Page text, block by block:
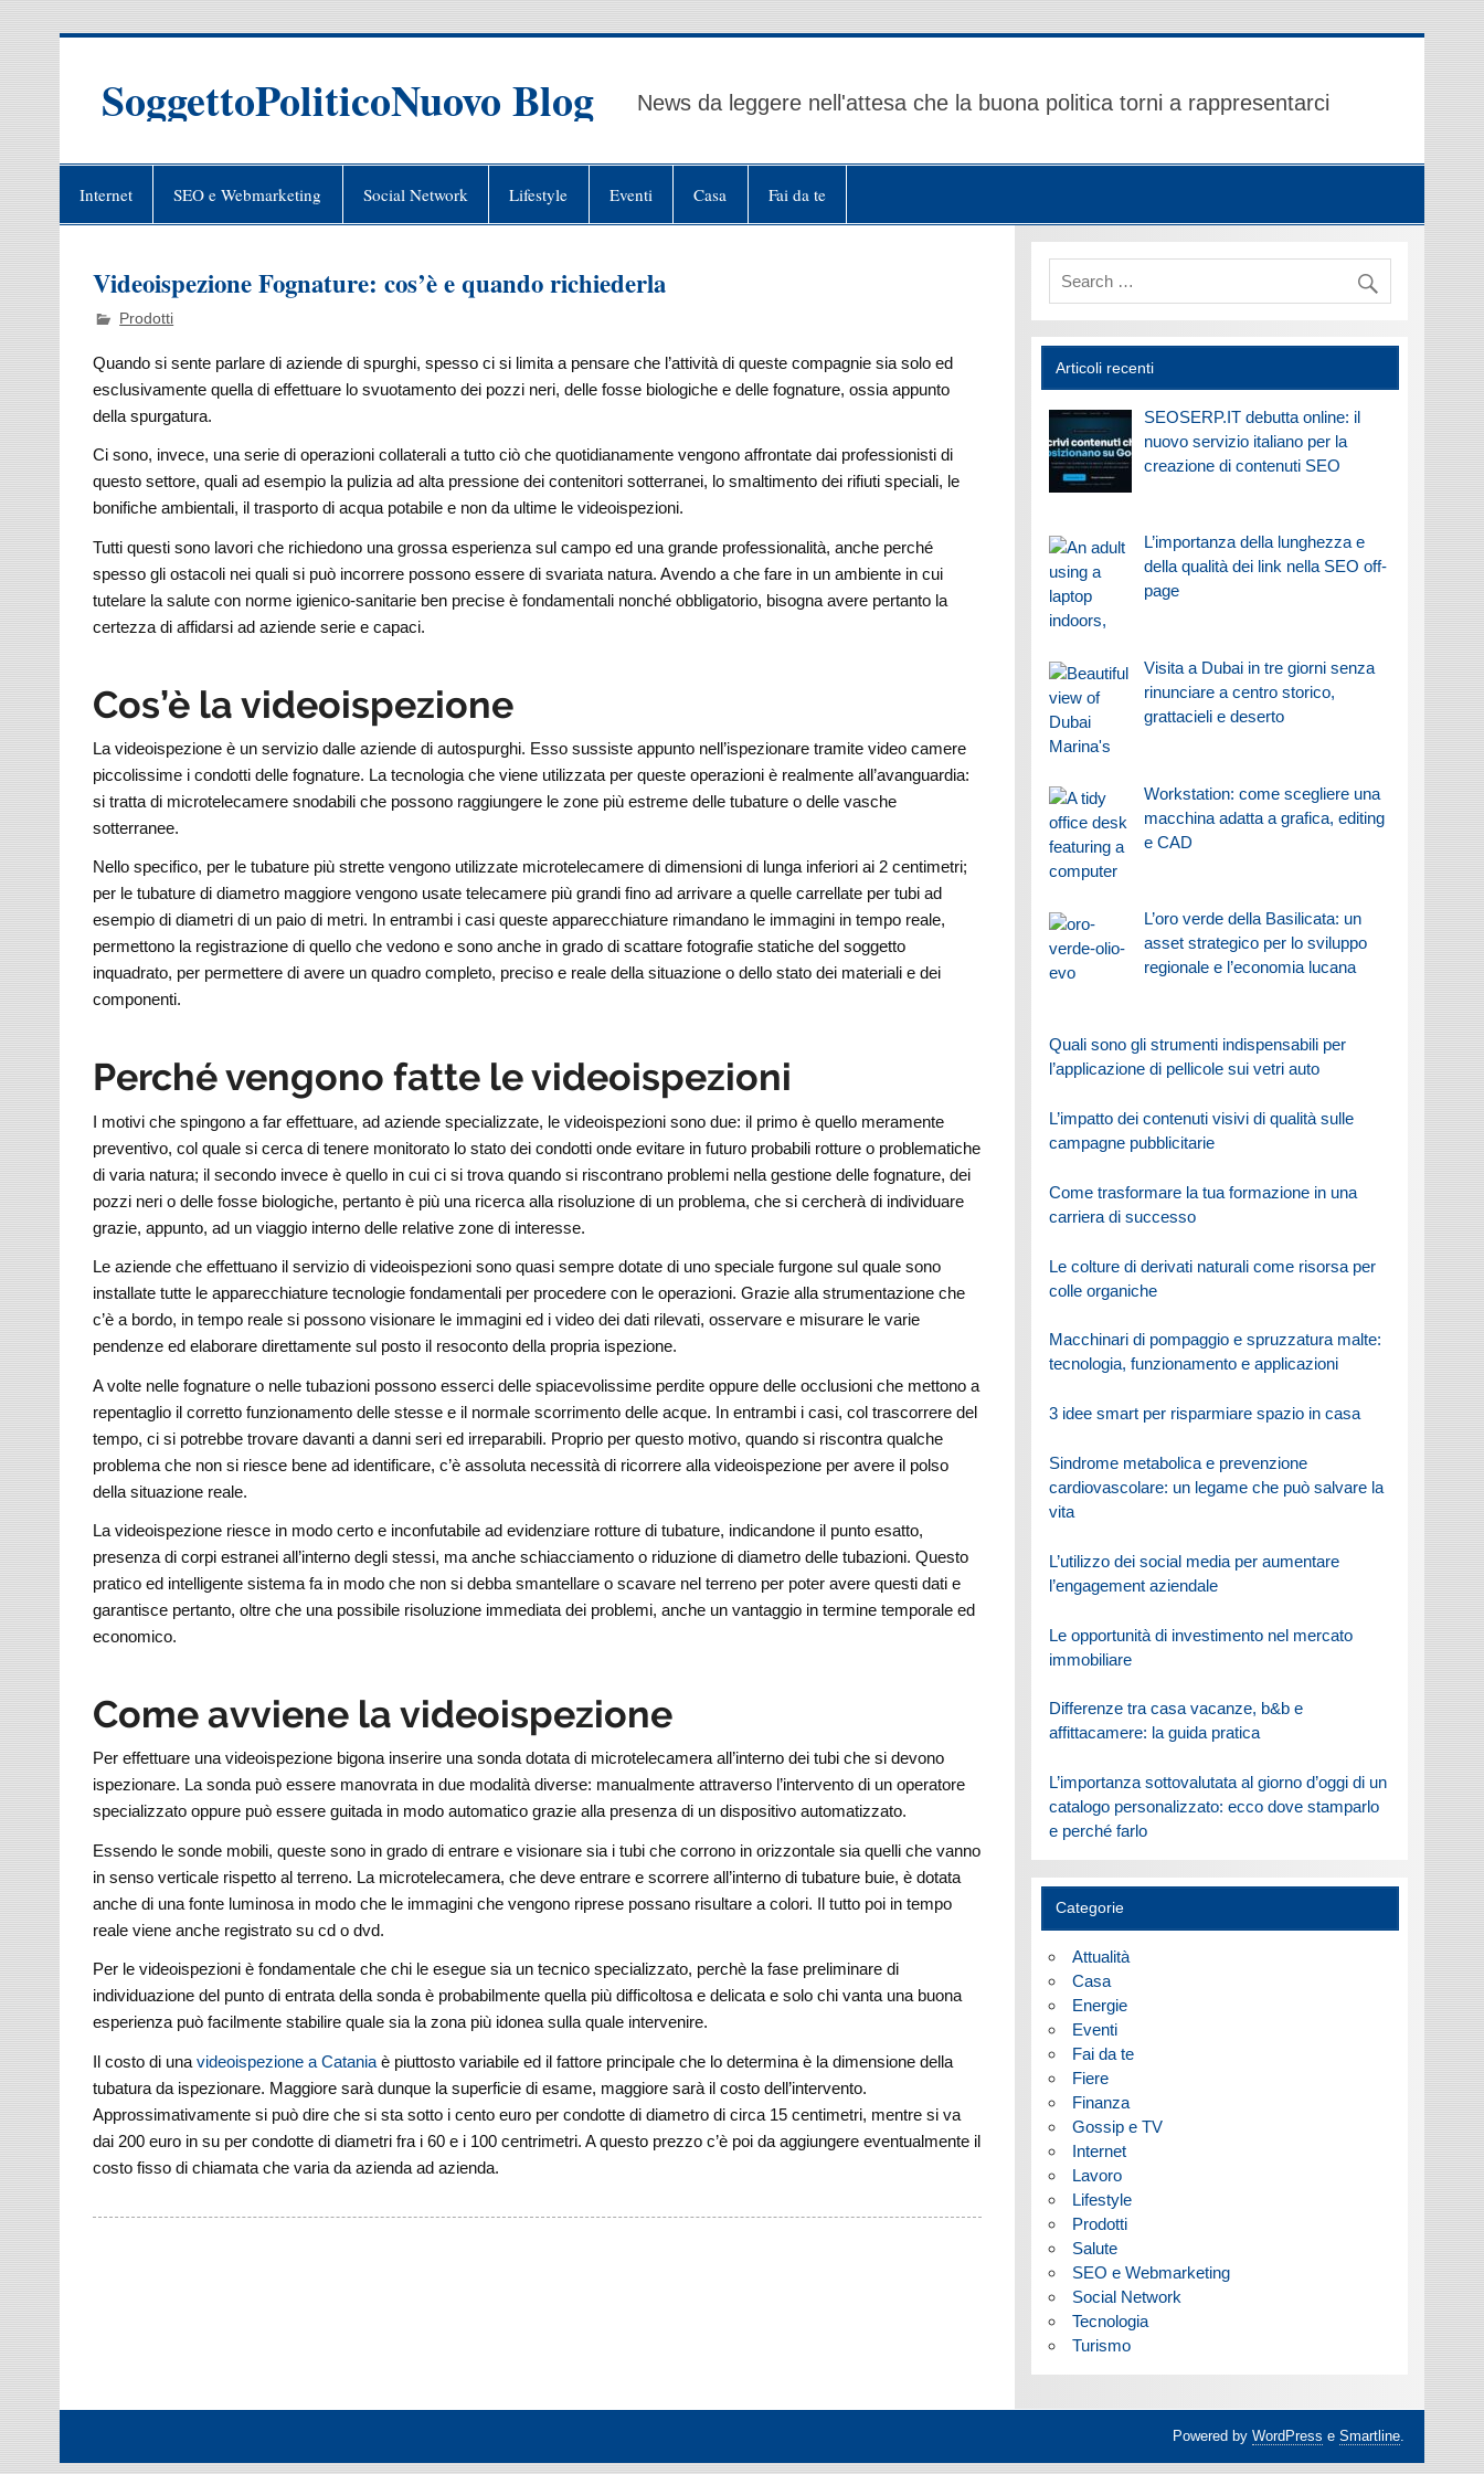
SoggettoPoliticoNuovo Blog News da leggere nell'attesa che la buona politica torni a rappresentarci
Internet SEO e Webmarketing Social Network Lifestyle Eventi Casa Fai da te
Videoispezione Fognature: cos’è e quando richiederla
Prodotti
Quando si sente parlare di aziende di spurghi, spesso ci si limita a pensare che l’attività di queste compagnie sia solo ed
esclusivamente quella di effettuare lo svuotamento dei pozzi neri, delle fosse biologiche e delle fognature, ossia appunto
della spurgatura.
Ci sono, invece, una serie di operazioni collaterali a tutto ciò che quotidianamente vengono affrontate dai professionisti di
questo settore, quali ad esempio la pulizia ad alta pressione dei contenitori sotterranei, lo smaltimento dei rifiuti speciali, le
bonifiche ambientali, il trasporto di acqua potabile e non da ultime le videoispezioni.
Tutti questi sono lavori che richiedono una grossa esperienza sul campo ed una grande professionalità, anche perché
spesso gli ostacoli nei quali si può incorrere possono essere di svariata natura. Avendo a che fare in un ambiente in cui
tutelare la salute con norme igienico-sanitarie ben precise è fondamentali nonché obbligatorio, bisogna avere pertanto la
certezza di affidarsi ad aziende serie e capaci.
Cos’è la videoispezione
La videoispezione è un servizio dalle aziende di autospurghi. Esso sussiste appunto nell’ispezionare tramite video camere
piccolissime i condotti delle fognature. La tecnologia che viene utilizzata per queste operazioni è realmente all’avanguardia:
si tratta di microtelecamere snodabili che possono raggiungere le zone più estreme delle tubature o delle vasche
sotterranee.
Nello specifico, per le tubature più strette vengono utilizzate microtelecamere di dimensioni di lunga inferiori ai 2 centimetri;
per le tubature di diametro maggiore vengono usate telecamere più grandi fino ad arrivare a quelle carrellate per tubi ad
esempio di diametri di un paio di metri. In entrambi i casi queste apparecchiature rimandano le immagini in tempo reale,
permettono la registrazione di quello che vedono e sono anche in grado di scattare fotografie statiche del soggetto
inquadrato, per permettere di avere un quadro completo, preciso e reale della situazione o dello stato dei materiali e dei
componenti.
Perché vengono fatte le videoispezioni
I motivi che spingono a far effettuare, ad aziende specializzate, le videoispezioni sono due: il primo è quello meramente
preventivo, col quale si cerca di tenere monitorato lo stato dei condotti onde evitare in futuro probabili rotture o problematiche
di varia natura; il secondo invece è quello in cui ci si trova quando si riscontrano problemi nella gestione delle fognature, dei
pozzi neri o delle fosse biologiche, pertanto è più una ricerca alla risoluzione di un problema, che si cercherà di individuare
grazie, appunto, ad un viaggio interno delle relative zone di interesse.
Le aziende che effettuano il servizio di videoispezioni sono quasi sempre dotate di uno speciale furgone sul quale sono
installate tutte le apparecchiature tecnologie fondamentali per procedere con le operazioni. Grazie alla strumentazione che
c’è a bordo, in tempo reale si possono visionare le immagini ed i video dei dati rilevati, osservare e misurare le varie
pendenze ed elaborare direttamente sul posto il resoconto della propria ispezione.
A volte nelle fognature o nelle tubazioni possono esserci delle spiacevolissime perdite oppure delle occlusioni che mettono a
repentaglio il corretto funzionamento delle stesse e il normale scorrimento delle acque. In entrambi i casi, col trascorrere del
tempo, ci si potrebbe trovare davanti a danni seri ed irreparabili. Proprio per questo motivo, quando si riscontra qualche
problema che non si riesce bene ad identificare, c’è assoluta necessità di ricorrere alla videoispezione per avere il polso
della situazione reale.
La videoispezione riesce in modo certo e inconfutabile ad evidenziare rotture di tubature, indicandone il punto esatto,
presenza di corpi estranei all’interno degli stessi, ma anche schiacciamento o riduzione di diametro delle tubazioni. Questo
pratico ed intelligente sistema fa in modo che non si debba smantellare o scavare nel terreno per poter avere questi dati e
garantisce pertanto, oltre che una possibile risoluzione immediata dei problemi, anche un vantaggio in termine temporale ed
economico.
Come avviene la videoispezione
Per effettuare una videoispezione bigona inserire una sonda dotata di microtelecamera all’interno dei tubi che si devono
ispezionare. La sonda può essere manovrata in due modalità diverse: manualmente attraverso l’intervento di un operatore
specializzato oppure può essere guitada in modo automatico grazie alla presenza di un dispositivo automatizzato.
Essendo le sonde mobili, queste sono in grado di entrare e visionare sia i tubi che corrono in orizzontale sia quelli che vanno
in senso verticale rispetto al terreno. La microtelecamera, che deve entrare e scorrere all’interno di tubature buie, è dotata
anche di una fonte luminosa in modo che le immagini che vengono riprese possano risultare a colori. Il tutto poi in tempo
reale viene anche registrato su cd o dvd.
Per le videoispezioni è fondamentale che chi le esegue sia un tecnico specializzato, perchè la fase preliminare di
individuazione del punto di entrata della sonda è probabilmente quella più difficoltosa e delicata e solo chi vanta una buona
esperienza può facilmente stabilire quale sia la zona più idonea sulla quale intervenire.
Il costo di unavideoispezione a Catania è piuttosto variabile ed il fattore principale che lo determina è la dimensione della
tubatura da ispezionare. Maggiore sarà dunque la superficie di esame, maggiore sarà il costo dell’intervento.
Approssimativamente si può dire che si sta sotto i cento euro per condotte di diametro di circa 15 centimetri, mentre si va
dai 200 euro in su per condotte di diametri fra i 60 e i 100 centrimetri. A questo prezzo c’è poi da aggiungere eventualmente il
costo fisso di chiamata che varia da azienda ad azienda.
Articoli recenti
SEOSERP.IT debutta online: il
nuovo servizio italiano per la
creazione di contenuti SEO
L’importanza della lunghezza e
della qualità dei link nella SEO off-
page
Visita a Dubai in tre giorni senza
rinunciare a centro storico,
grattacieli e deserto
Workstation: come scegliere una
macchina adatta a grafica, editing
e CAD
L’oro verde della Basilicata: un
asset strategico per lo sviluppo
regionale e l’economia lucana
Quali sono gli strumenti indispensabili per
l’applicazione di pellicole sui vetri auto
L’impatto dei contenuti visivi di qualità sulle
campagne pubblicitarie
Come trasformare la tua formazione in una
carriera di successo
Le colture di derivati naturali come risorsa per
colle organiche
Macchinari di pompaggio e spruzzatura malte:
tecnologia, funzionamento e applicazioni
3 idee smart per risparmiare spazio in casa
Sindrome metabolica e prevenzione
cardiovascolare: un legame che può salvare la
vita
L’utilizzo dei social media per aumentare
l’engagement aziendale
Le opportunità di investimento nel mercato
immobiliare
Differenze tra casa vacanze, b&b e
affittacamere: la guida pratica
L’importanza sottovalutata al giorno d’oggi di un
catalogo personalizzato: ecco dove stamparlo
e perché farlo
Categorie
Attualità
Casa
Energie
Eventi
Fai da te
Fiere
Finanza
Gossip e TV
Internet
Lavoro
Lifestyle
Prodotti
Salute
SEO e Webmarketing
Social Network
Tecnologia
Turismo
Powered by WordPress e Smartline.